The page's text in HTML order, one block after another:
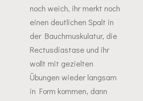
noch weich, ihr merkt noch
einen deutlichen Spalt in
der Bauchmuskulatur, die
Rectusdiastase und ihr
wollt mit gezielten
Übungen wieder langsam
in Form kommen, dann